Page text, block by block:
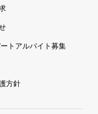
トアルバイト募集
方針